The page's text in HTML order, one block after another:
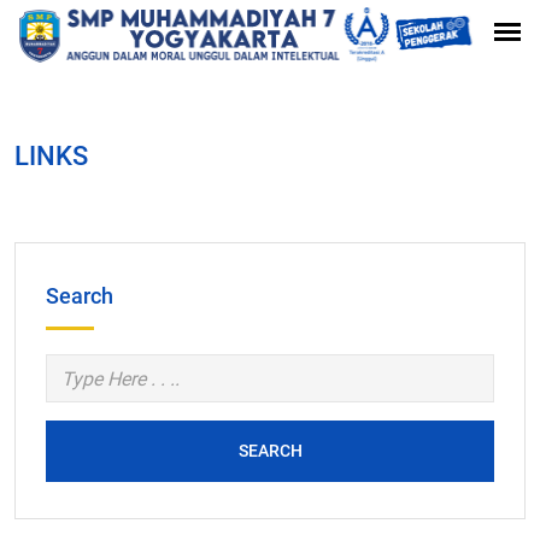
LINKS
Search
SEARCH